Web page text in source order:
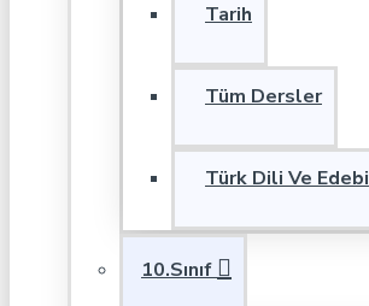
Tarih
Tüm Dersler
Türk Dili Ve
10.Sınıf